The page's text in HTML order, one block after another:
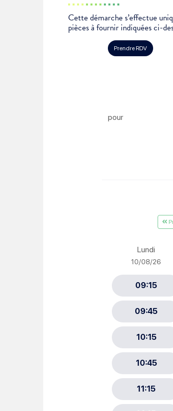
Cette démarche s’effectue
pièces à fournir indiquées ci-